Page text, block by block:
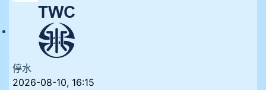
停水
2026-08-10, 16:15